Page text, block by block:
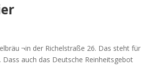
¬in der Richelstraße 26. Das steht für
auch das Deutsche Reinheitsgebot